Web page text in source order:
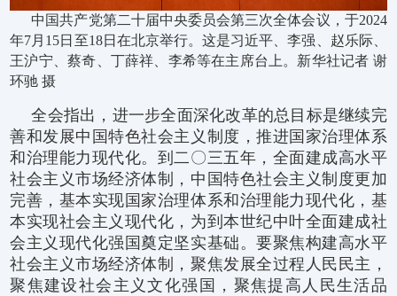
中国共产党第二十届中央委员会第三次全体会议，于2024
年7月15日至18日在北京举行。这是习近平、李强、赵乐际、
王沪宁、蔡奇、丁薛祥、李希等在主席台上。新华社记者 谢
环驰 摄
全会指出，进一步全面深化改革的总目标是继续完
善和发展中国特色社会主义制度，推进国家治理体系
和治理能力现代化。到二〇三五年，全面建成高水平
社会主义市场经济体制，中国特色社会主义制度更加
完善，基本实现国家治理体系和治理能力现代化，基
本实现社会主义现代化，为到本世纪中叶全面建成社
会主义现代化强国奠定坚实基础。要聚焦构建高水平
社会主义市场经济体制，聚焦发展全过程人民民主，
聚焦建设社会主义文化强国，聚焦提高人民生活品